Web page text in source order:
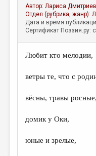
АВТОРЫ
КОММЕНТАРИИ
ЛИТСАЛОН
НОВОСТИ
ПРАВИЛА САЙТА
ОТДЕЛЫ И РУБРИКИ
ИЗБРАННОЕ
Автор:Лариса
Отдел (рубрика, жанр):
Дата и время
Сертификат Поэзия.ру:
Любит кто мелодии,
ветры те, что с
вёсны, травы росные,
домик у Оки,
юные и зрелые,